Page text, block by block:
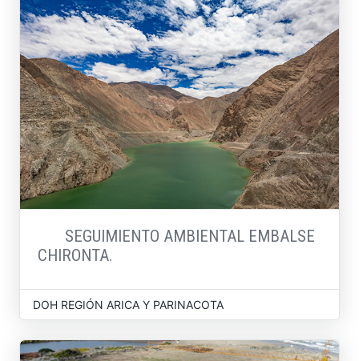
SEGUIMIENTO AMBIENTAL EMBALSE
CHIRONTA.
DOH REGIÓN ARICA Y PARINACOTA